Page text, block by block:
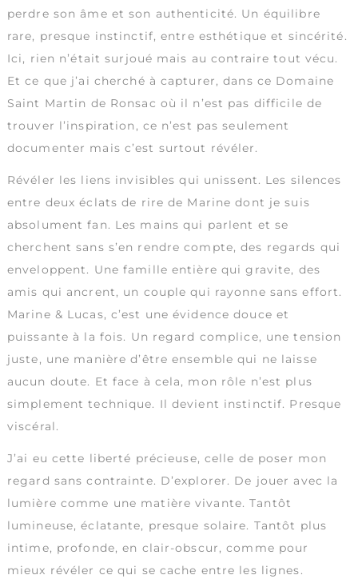
perdre son âme et son authenticité. Un équilibre
rare, presque instinctif, entre esthétique et sincérité.
Ici, rien n’était surjoué mais au contraire tout vécu.
Et ce que j’ai cherché à capturer, dans ce Domaine
Saint Martin de Ronsac où il n’est pas difficile de
trouver l’inspiration, ce n’est pas seulement
documenter mais c’est surtout révéler.
Révéler les liens invisibles qui unissent. Les silences
entre deux éclats de rire de Marine dont je suis
absolument fan. Les mains qui parlent et se
cherchent sans s’en rendre compte, des regards qui
enveloppent. Une famille entière qui gravite, des
amis qui ancrent, un couple qui rayonne sans effort.
Marine & Lucas, c’est une évidence douce et
puissante à la fois. Un regard complice, une tension
juste, une manière d’être ensemble qui ne laisse
aucun doute. Et face à cela, mon rôle n’est plus
simplement technique. Il devient instinctif. Presque
viscéral.
J’ai eu cette liberté précieuse, celle de poser mon
regard sans contrainte. D’explorer. De jouer avec la
lumière comme une matière vivante. Tantôt
lumineuse, éclatante, presque solaire. Tantôt plus
intime, profonde, en clair-obscur, comme pour
mieux révéler ce qui se cache entre les lignes.